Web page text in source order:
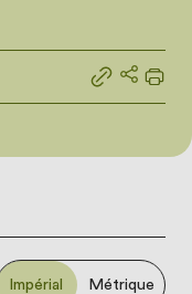
Partager
Impérial Métrique